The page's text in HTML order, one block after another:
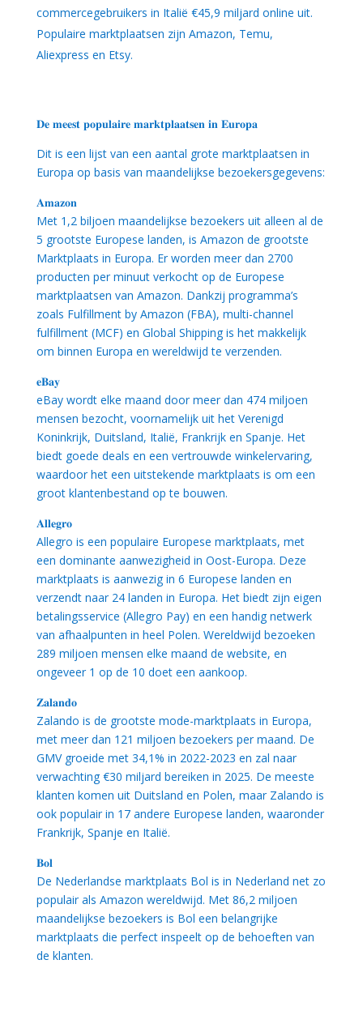
commercegebruikers in Italië €45,9 miljard online uit.
Populaire marktplaatsen zijn Amazon, Temu,
Aliexpress en Etsy.
𝐃𝐞 𝐦𝐞𝐞𝐬𝐭 𝐩𝐨𝐩𝐮𝐥𝐚𝐢𝐫𝐞 𝐦𝐚𝐫𝐤𝐭𝐩𝐥𝐚𝐚𝐭𝐬𝐞𝐧 𝐢𝐧 𝐄𝐮𝐫𝐨𝐩𝐚
Dit is een lijst van een aantal grote marktplaatsen in
Europa op basis van maandelijkse bezoekersgegevens:
𝐀𝐦𝐚𝐳𝐨𝐧
Met 1,2 biljoen maandelijkse bezoekers uit alleen al de
5 grootste Europese landen, is Amazon de grootste
Marktplaats in Europa. Er worden meer dan 2700
producten per minuut verkocht op de Europese
marktplaatsen van Amazon. Dankzij programma’s
zoals Fulfillment by Amazon (FBA), multi-channel
fulfillment (MCF) en Global Shipping is het makkelijk
om binnen Europa en wereldwijd te verzenden.
𝐞𝐁𝐚𝐲
eBay wordt elke maand door meer dan 474 miljoen
mensen bezocht, voornamelijk uit het Verenigd
Koninkrijk, Duitsland, Italië, Frankrijk en Spanje. Het
biedt goede deals en een vertrouwde winkelervaring,
waardoor het een uitstekende marktplaats is om een
groot klantenbestand op te bouwen.
𝐀𝐥𝐥𝐞𝐠𝐫𝐨
Allegro is een populaire Europese marktplaats, met
een dominante aanwezigheid in Oost-Europa. Deze
marktplaats is aanwezig in 6 Europese landen en
verzendt naar 24 landen in Europa. Het biedt zijn eigen
betalingsservice (Allegro Pay) en een handig netwerk
van afhaalpunten in heel Polen. Wereldwijd bezoeken
289 miljoen mensen elke maand de website, en
ongeveer 1 op de 10 doet een aankoop.
𝐙𝐚𝐥𝐚𝐧𝐝𝐨
Zalando is de grootste mode-marktplaats in Europa,
met meer dan 121 miljoen bezoekers per maand. De
GMV groeide met 34,1% in 2022-2023 en zal naar
verwachting €30 miljard bereiken in 2025. De meeste
klanten komen uit Duitsland en Polen, maar Zalando is
ook populair in 17 andere Europese landen, waaronder
Frankrijk, Spanje en Italië.
𝐁𝐨𝐥
De Nederlandse marktplaats Bol is in Nederland net zo
populair als Amazon wereldwijd. Met 86,2 miljoen
maandelijkse bezoekers is Bol een belangrijke
marktplaats die perfect inspeelt op de behoeften van
de klanten.